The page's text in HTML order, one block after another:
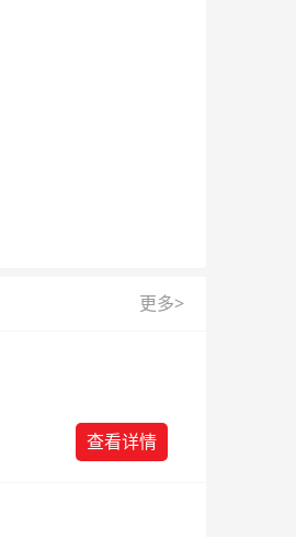
更多>
查看详情